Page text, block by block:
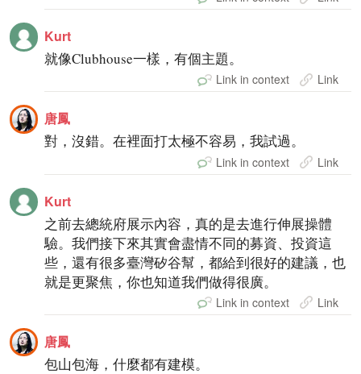
Kurt
就像Clubhouse一樣，有個主題。
Link in context Link
唐鳳
對，沒錯。在裡面打太極不容易，我試過。
Link in context Link
Kurt
之前去總統府展示內容，真的是去進行伸展操體
驗。我們接下來其實會盡情不同的募資、投資這
些，還有很多臺灣矽谷幫，都給到很好的建議，也
就是更聚焦，你也知道我們做得很廣。
Link in context Link
唐鳳
包山包海，什麼都有建模。